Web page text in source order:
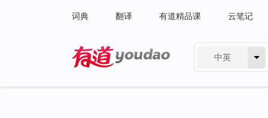
词典 翻译 有道精品课 云笔记
中英